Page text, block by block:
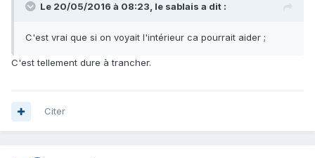
Le 20/05/2016 à 08:23, le sablais a dit :
C'est vrai que si on voyait l'intérieur ca pourrait aider ;
C'est tellement dure à trancher.
Citer